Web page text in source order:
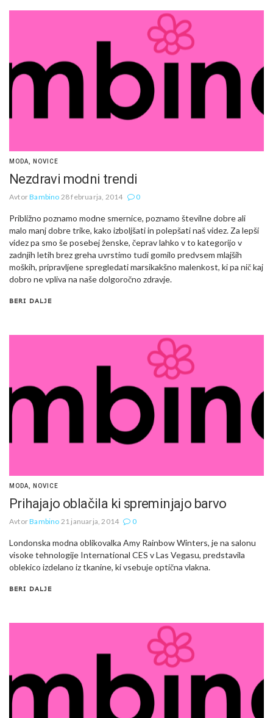
MODA NOVICE
Nezdravi modni trendi
AvtorBambino 28 februarja, 2014 0
Približno poznamo modne smernice, poznamo številne dobre ali
malo manj dobre trike, kako izboljšati in polepšati naš videz. Za lepši
videz pa smo še posebej ženske, čeprav lahko v to kategorijo v
zadnjih letih brez greha uvrstimo tudi gomilo predvsem mlajših
moških, pripravljene spregledati marsikakšno malenkost, ki pa nič kaj
dobro ne vpliva na naše dolgoročno zdravje.
BERI DALJE
MODA NOVICE
Prihajajo oblačila ki spreminjajo barvo
AvtorBambino 21 januarja, 2014 0
Londonska modna oblikovalka Amy Rainbow Winters, je na salonu
visoke tehnologije International CES v Las Vegasu, predstavila
oblekico izdelano iz tkanine, ki vsebuje optična vlakna.
BERI DALJE